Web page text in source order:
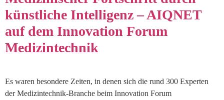
künstliche Intelligenz – AIQNET
auf dem Innovation Forum
Medizintechnik
Es waren besondere Zeiten, in denen sich die rund 300 Experten
der Medizintechnik-Branche beim Innovation Forum